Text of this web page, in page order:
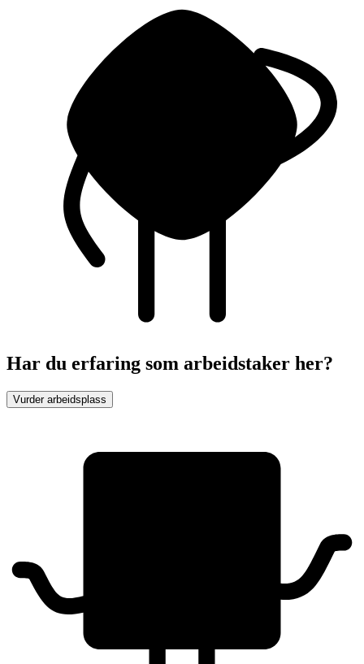
Har du erfaring som arbeidstaker her?
Vurder arbeidsplass